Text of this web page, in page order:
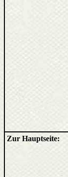
Zur Hauptseite: